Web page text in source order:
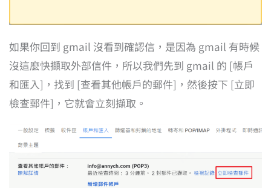
如果你回到 gmail 沒看到確認信，是因為 gmail 有時候
沒這麼快擷取外部信件，所以我們先到 gmail 的 [帳戶
和匯入]，找到 [查看其他帳戶的郵件]，然後按下 [立即
檢查郵件]，它就會立刻擷取。